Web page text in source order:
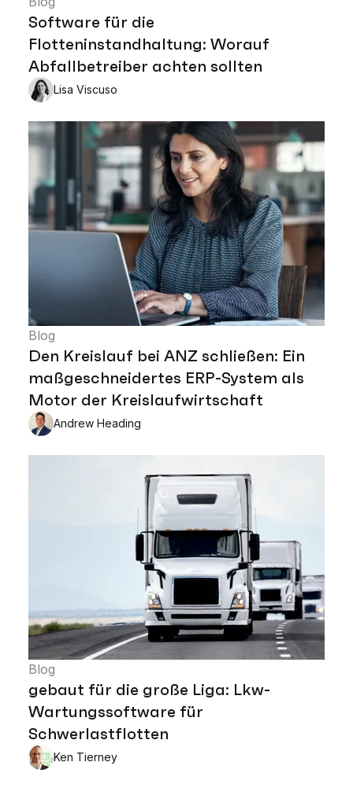
Software für die
Flotteninstandhaltung: Worauf
Abfallbetreiber achten sollten
Lisa Viscuso
Blog
Den Kreislauf bei ANZ schließen: Ein
maßgeschneidertes ERP-System als
Motor der Kreislaufwirtschaft
Andrew Heading
Blog
gebaut für die große Liga: Lkw-
Wartungssoftware für
Schwerlastflotten
Ken Tierney